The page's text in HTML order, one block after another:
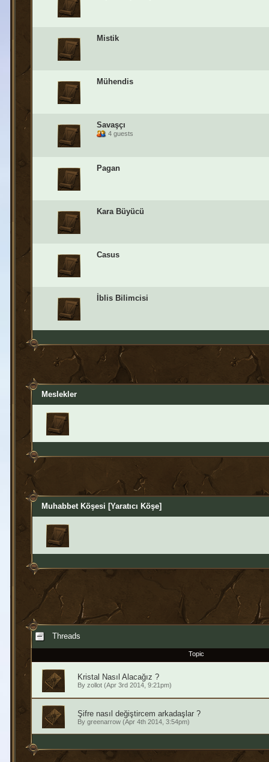
Mistik
Mühendis
Savaşçı
4 guests
Pagan
Kara Büyücü
Casus
İblis Bilimcisi
Meslekler
Muhabbet Köşesi [Yaratıcı Köşe]
Threads
Topic
Kristal Nasıl Alacağız ?
By zollot(Apr 3rd 2014, 9:21pm)
Şifre nasıl değiştircem arkadaşlar ?
By greenarrow(Apr 4th 2014, 3:54pm)